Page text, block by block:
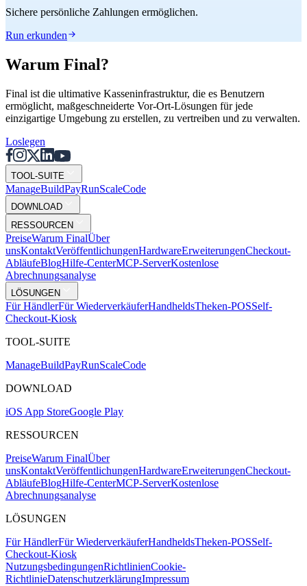
Sichere persönliche Zahlungen ermöglichen.
Run erkunden
Warum Final?
Final ist die ultimative Kasseninfrastruktur, die es Benutzern
ermöglicht, maßgeschneiderte Vor-Ort-Lösungen für jede
einzigartige Umgebung zu erstellen, zu vertreiben und zu verwalten.
Loslegen
TOOL-SUITE
ManageBuildPayRunScaleCode
DOWNLOAD
RESSOURCEN
PreiseWarum FinalÜber
unsKontaktVeröffentlichungenHardwareErweiterungenCheckout-
AbläufeBlogHilfe-CenterMCP-ServerKostenlose
Abrechnungsanalyse
LÖSUNGEN
Für HändlerFür WiederverkäuferHandheldsTheken-POSSelf-
Checkout-Kiosk
TOOL-SUITE
ManageBuildPayRunScaleCode
DOWNLOAD
iOS App StoreGoogle Play
RESSOURCEN
PreiseWarum FinalÜber
unsKontaktVeröffentlichungenHardwareErweiterungenCheckout-
AbläufeBlogHilfe-CenterMCP-ServerKostenlose
Abrechnungsanalyse
LÖSUNGEN
Für HändlerFür WiederverkäuferHandheldsTheken-POSSelf-
Checkout-Kiosk
NutzungsbedingungenRichtlinienCookie-
RichtlinieDatenschutzerklärungImpressum